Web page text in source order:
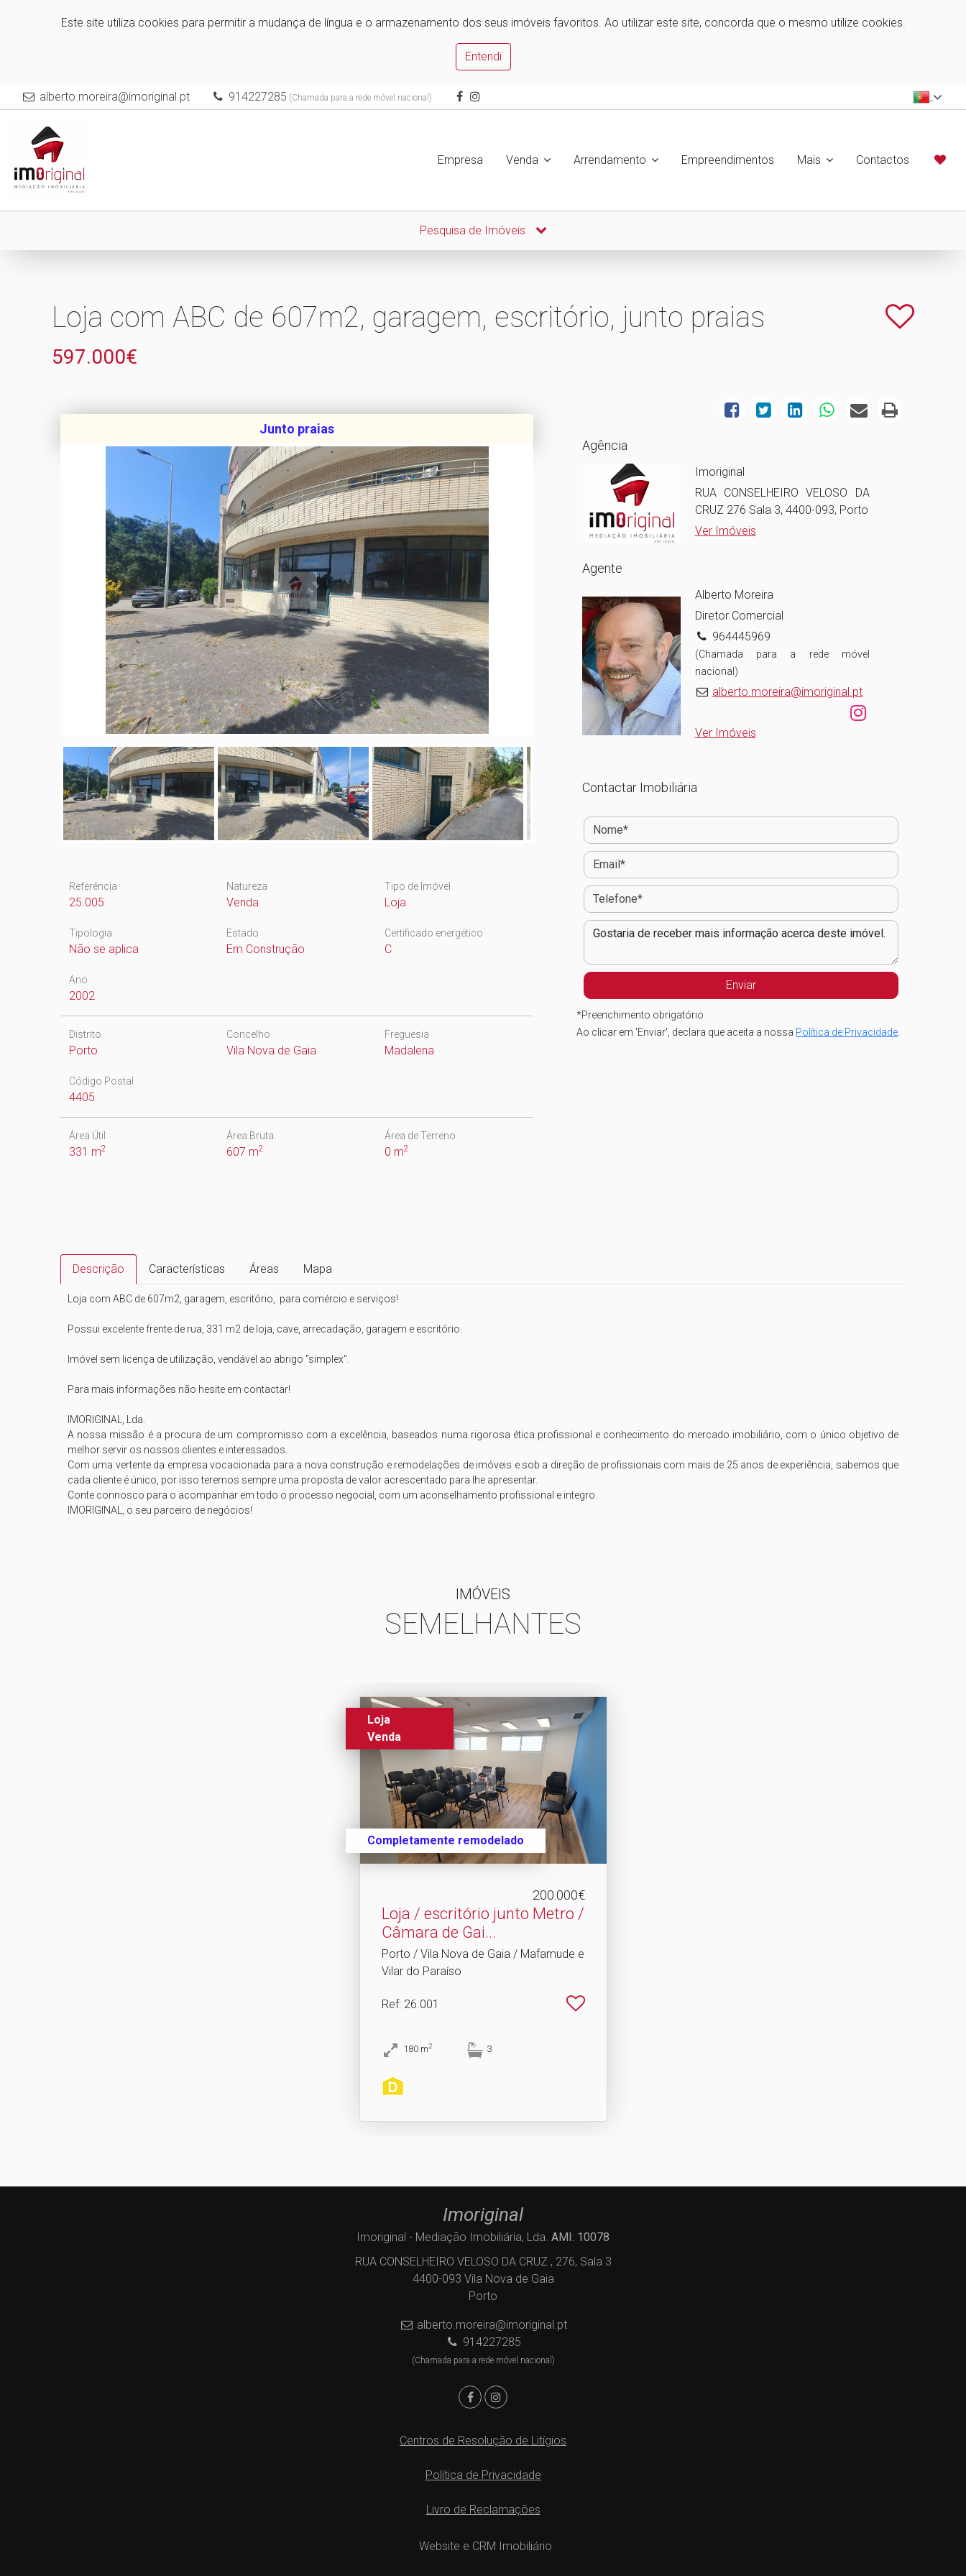
Este site utiliza cookies para permitir a mudança de língua e o armazenamento dos seus imóveis favoritos. Ao utilizar este site, concorda que o mesmo utilize cookies.
Entendi
alberto.moreira@imoriginal.pt 914227285 (Chamada para a rede móvel nacional)
Empresa Venda Arrendamento Empreendimentos Mais Contactos
Pesquisa de Imóveis
Loja com ABC de 607m2, garagem, escritório, junto praias
597.000€
Junto praias
Referência
25.005
Natureza
Venda
Tipo de Imóvel
Loja
Tipologia
Não se aplica
Estado
Em Construção
Certificado energético
C
Ano
2002
Distrito
Porto
Concelho
Vila Nova de Gaia
Freguesia
Madalena
Código Postal
4405
Área Útil
331 m2
Área Bruta
607 m2
Área de Terreno
0 m2
Agência
Imoriginal
RUA CONSELHEIRO VELOSO DA
CRUZ 276 Sala 3, 4400-093, Porto
Ver Imóveis
Agente
Alberto Moreira
Diretor Comercial
964445969
(Chamada para a rede móvel
nacional)
alberto.moreira@imoriginal.pt
Ver Imóveis
Contactar Imobiliária
*Preenchimento obrigatório
Ao clicar em 'Enviar', declara que aceita a nossa Política de Privacidade
Descrição Características Áreas Mapa
Loja com ABC de 607m2, garagem, escritório,  para comércio e serviços!
Possui excelente frente de rua, 331 m2 de loja, cave, arrecadação, garagem e escritório.
Imóvel sem licença de utilização, vendável ao abrigo "simplex".
Para mais informações não hesite em contactar!
IMORIGINAL, Lda.
A nossa missão é a procura de um compromisso com a excelência, baseados numa rigorosa ética profissional e conhecimento do mercado imobiliário, com o único objetivo de
melhor servir os nossos clientes e interessados.
Com uma vertente da empresa vocacionada para a nova construção e remodelações de imóveis e sob a direção de profissionais com mais de 25 anos de experiência, sabemos que
cada cliente é único, por isso teremos sempre uma proposta de valor acrescentado para lhe apresentar.
Conte connosco para o acompanhar em todo o processo negocial, com um aconselhamento profissional e integro.
IMÓVEIS
SEMELHANTES
Loja
Venda
Completamente remodelado
200.000€
Loja / escritório junto Metro /
Câmara de Gai.​..
Porto / Vila Nova de Gaia / Mafamude e
Vilar do Paraíso
Ref: 26.001
180 m2 3
Imoriginal
Imoriginal - Mediação Imobiliária, Lda. AMI: 10078
RUA CONSELHEIRO VELOSO DA CRUZ , 276, Sala 3
4400-093 Vila Nova de Gaia
Porto
alberto.moreira@imoriginal.pt
914227285
(Chamada para a rede móvel nacional)
Centros de Resolução de Litígios
Política de Privacidade
Livro de Reclamações
Website e CRM Imobiliário